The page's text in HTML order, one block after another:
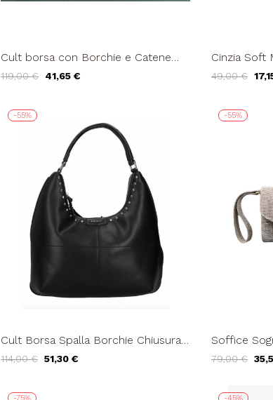
Cult borsa con Borchie e Catene
119,00 € 41,65 €
Cinzia Soft
49,00 €
-55%
Cult Borsa Spalla Borchie Chiusura
114,00 € 51,30 €
-55%
Soffice
79,00 €
-75% -45%